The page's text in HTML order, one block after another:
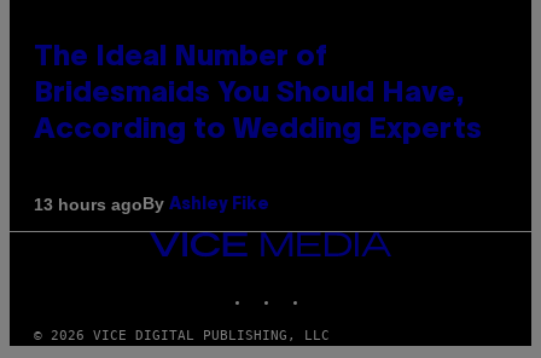
The Ideal Number of
Bridesmaids You Should Have,
According to Wedding Experts
13 hours agoBy Ashley Fike
VICE
© 2026 VICE DIGITAL PUBLISHING, LLC